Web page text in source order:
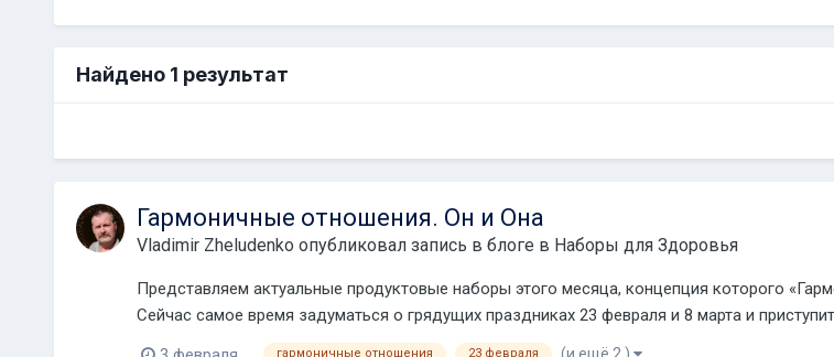
Найдено 1 результат
Гармоничные отношения. Он и Она
Vladimir Zheludenko опубликовал запись в блоге в Наборы для Здоровья
Представляем актуальные продуктовые наборы этого месяца, концепция которого
Сейчас самое время задуматься о грядущих праздниках 23 февраля и 8 марта и
гармоничные отношения 23 февраля